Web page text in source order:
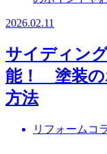
2026.02.11
サイディン
能！ 塗装の
方法
リフォームコ